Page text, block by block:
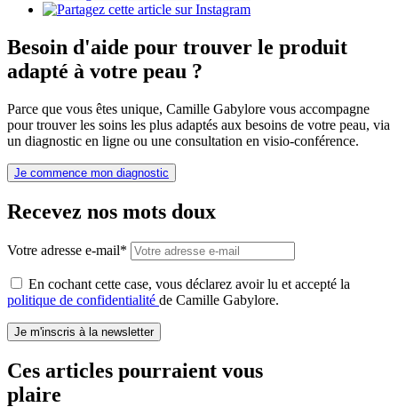
Besoin d'aide pour trouver le produit
adapté à votre peau ?
Parce que vous êtes unique, Camille Gabylore vous accompagne
pour trouver les soins les plus adaptés aux besoins de votre peau, via
un diagnostic en ligne ou une consultation en visio-conférence.
Je commence mon diagnostic
Recevez nos mots doux
Votre adresse e-mail*
En cochant cette case, vous déclarez avoir lu et accepté la
politique de confidentialité de Camille Gabylore.
Je m'inscris à la newsletter
Ces articles pourraient vous
plaire